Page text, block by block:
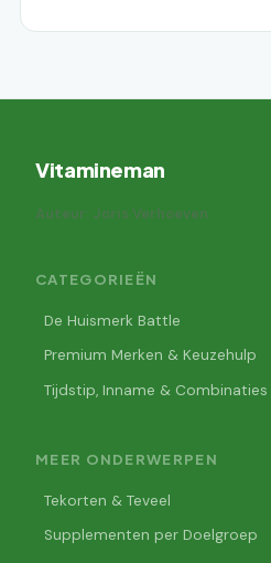
Vitamineman
Auteur: Joris Verhoeven
CATEGORIEËN
De Huismerk Battle
Premium Merken & Keuzehulp
Tijdstip, Inname & Combinaties
MEER ONDERWERPEN
Tekorten & Teveel
Supplementen per Doelgroep